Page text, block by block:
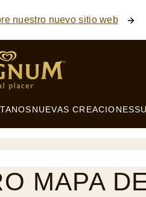
nuestro nuevo sitio web
NUEVAS CREACIONES
MAPA